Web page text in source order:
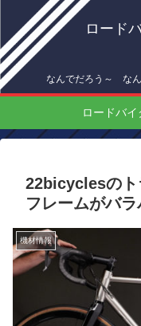
ロード
なんでだろう～ な
ロードバ
22bicyclesの
フレームがバラ
機材情報